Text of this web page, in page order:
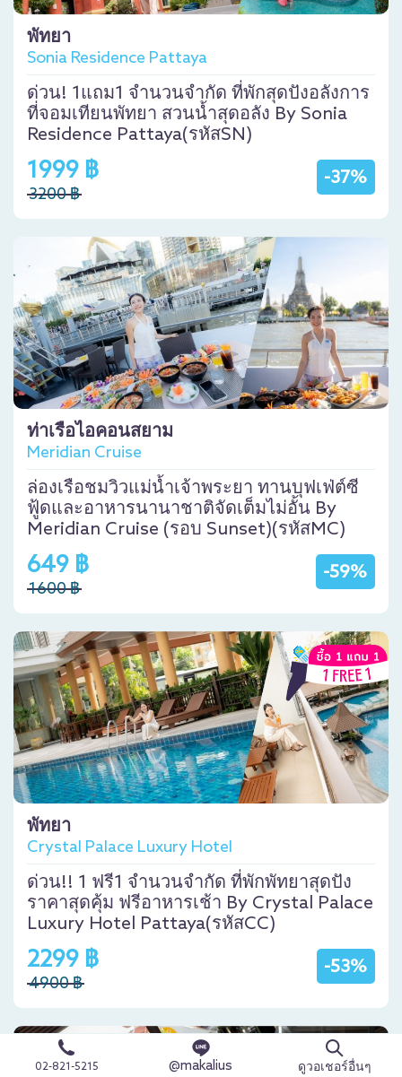
พัทยา
Sonia Residence Pattaya
ด่วน! 1แถม1 จำนวนจำกัด ที่พักสุดปังอลังการ
ที่จอมเทียนพัทยา สวนน้ำสุดอลัง By Sonia
Residence Pattaya(รหัสSN)
-37%
1999 ฿
3200 ฿
ท่าเรือไอคอนสยาม
Meridian Cruise
ล่องเรือชมวิวแม่น้ำเจ้าพระยา ทานบุฟเฟ่ต์ซี
ฟู้ดและอาหารนานาชาติจัดเต็มไม่อั้น By
Meridian Cruise (รอบ Sunset)(รหัสMC)
-59%
649 ฿
1600 ฿
พัทยา
Crystal Palace Luxury Hotel
ด่วน!! 1 ฟรี1 จำนวนจำกัด ที่พักพัทยาสุดปัง
ราคาสุดคุ้ม ฟรีอาหารเช้า By Crystal Palace
Luxury Hotel Pattaya(รหัสCC)
-53%
2299 ฿
4900 ฿
02-821-5215 @makalius ดูวอเชอร์อื่นๆ